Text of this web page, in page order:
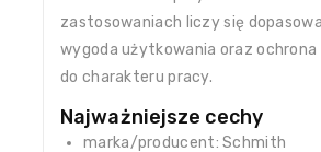
zastosowaniach liczy się
wygoda użytkowania oraz ochrona
do charakteru pracy.
Najważniejsze cechy
marka/producent: Schmith